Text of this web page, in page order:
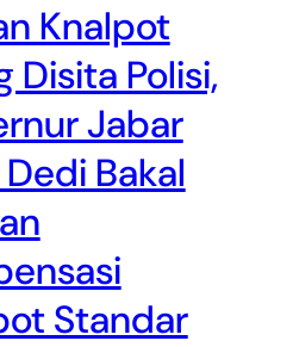
Knalpot
Disita Polisi,
Jabar
Bakal
Standar